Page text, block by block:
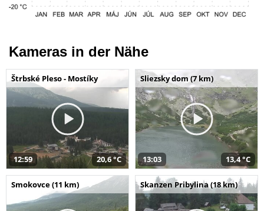
Kameras in der Nähe
Štrbské Pleso - Mostíky
12:59 20,6 °C
Sliezsky dom (7 km)
13:03 13,4 °C
Smokovce (11 km) Skanzen Pribylina (18 km)